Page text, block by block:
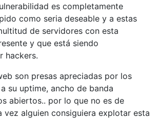
es completamente
como seria deseable y a estas
de servidores con esta
y que está siendo
hackers.
son presas apreciadas por los
su uptime, ancho de banda
abiertos.. por lo que no es de
vez alguien consiguiera explotar esta